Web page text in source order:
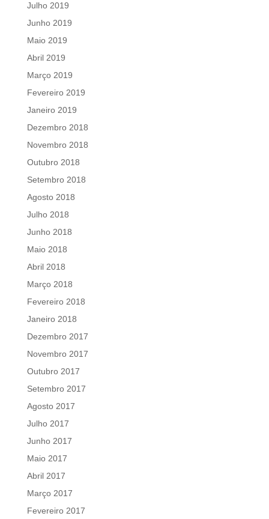
Julho 2019
Junho 2019
Maio 2019
Abril 2019
Março 2019
Fevereiro 2019
Janeiro 2019
Dezembro 2018
Novembro 2018
Outubro 2018
Setembro 2018
Agosto 2018
Julho 2018
Junho 2018
Maio 2018
Abril 2018
Março 2018
Fevereiro 2018
Janeiro 2018
Dezembro 2017
Novembro 2017
Outubro 2017
Setembro 2017
Agosto 2017
Julho 2017
Junho 2017
Maio 2017
Abril 2017
Março 2017
Fevereiro 2017